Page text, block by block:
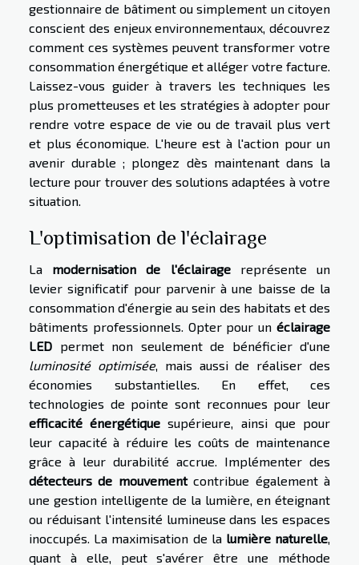
gestionnaire de bâtiment ou simplement un citoyen
conscient des enjeux environnementaux, découvrez
comment ces systèmes peuvent transformer votre
consommation énergétique et alléger votre facture.
Laissez-vous guider à travers les techniques les
plus prometteuses et les stratégies à adopter pour
rendre votre espace de vie ou de travail plus vert
et plus économique. L'heure est à l'action pour un
avenir durable ; plongez dès maintenant dans la
lecture pour trouver des solutions adaptées à votre
situation.
L'optimisation de l'éclairage
La modernisation de l'éclairagereprésente un
levier significatif pour parvenir à une baisse de la
consommation d'énergie au sein des habitats et des
bâtiments professionnels. Opter pour un éclairage
LED permet non seulement de bénéficier d'une
luminosité optimisée, mais aussi de réaliser des
économies substantielles. En effet, ces
technologies de pointe sont reconnues pour leur
efficacité énergétique supérieure, ainsi que pour
leur capacité à réduire les coûts de maintenance
grâce à leur durabilité accrue. Implémenter des
détecteurs de mouvementcontribue également à
une gestion intelligente de la lumière, en éteignant
ou réduisant l'intensité lumineuse dans les espaces
inoccupés. La maximisation de la lumière naturelle,
quant à elle, peut s'avérer être une méthode